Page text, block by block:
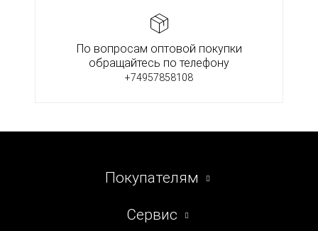
По вопросам оптовой покупки
обращайтесь по телефону
+74957858108
Покупателям
Сервис